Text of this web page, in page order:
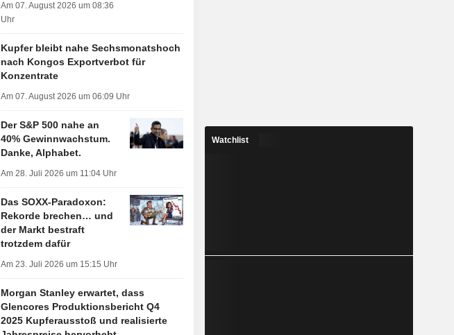
Am 07. August 2026 um 08:36
Uhr
Kupfer bleibt nahe Sechsmonatshoch
nach Kongos Exportverbot für
Konzentrate
Am 07. August 2026 um 06:09 Uhr
Der S&P 500 nahe an
40% Gewinnwachstum.
Danke, Alphabet.
Am 28. Juli 2026 um 11:04 Uhr
Das SOXX-Paradoxon:
Rekorde brechen… und
der Markt bestraft
trotzdem dafür
Am 23. Juli 2026 um 15:15 Uhr
Morgan Stanley erwartet, dass
Glencores Produktionsbericht Q4
2025 Kupferausstoß und realisierte
Watchlist